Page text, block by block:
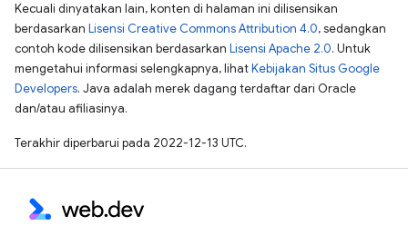
Kecuali dinyatakan lain, konten di halaman ini dilisensikan
berdasarkan Lisensi Creative Commons Attribution 4.0, sedangkan
contoh kode dilisensikan berdasarkan Lisensi Apache 2.0. Untuk
mengetahui informasi selengkapnya, lihatKebijakan Situs Google
Developers. Java adalah merek dagang terdaftar dari Oracle
dan/atau afiliasinya.
Terakhir diperbarui pada 2022-12-13 UTC.